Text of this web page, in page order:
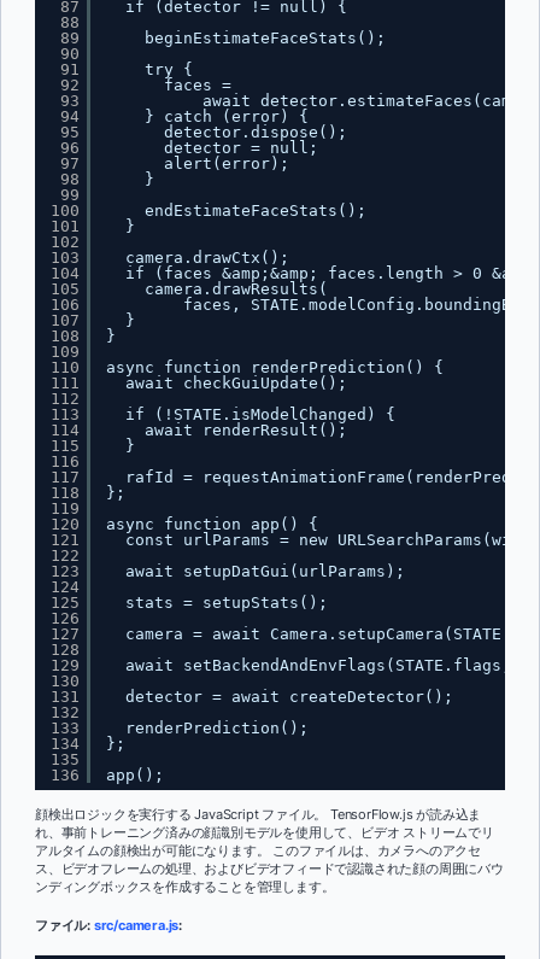
87
88
89
90
91
92
93
94
95
96
97
98
99
100
101
102
103
104
105
106
107
108
109
110
111
112
113
114
115
116
117
118
119
120
121
122
123
124
125
126
127
128
129
130
131
132
133
134
135
136
if (detector != null) {
beginEstimateFaceStats();
try {
faces =
await
} catch (error) {
detector.dispose();
detector = null;
alert(error);
}
endEstimateFaceStats();
}
camera.drawCtx();
if (faces &amp;&amp; faces.length > 0
camera.drawResults(
faces,
}
}
async function renderPrediction() {
await checkGuiUpdate();
if (!STATE.isModelChanged) {
await renderResult();
}
rafId =
};
async function app() {
const urlParams = new
await setupDatGui(urlParams);
stats = setupStats();
camera = await
await setBackendAndEnvFlags(STATE.flags,
detector = await createDetector();
renderPrediction();
};
app();
顔検出ロジックを実行する JavaScript ファイル。 TensorFlow.js が読み込ま
れ、事前トレーニング済みの顔識別モデルを使用して、ビデオ ストリームでリ
アルタイムの顔検出が可能になります。 このファイルは、カメラへのアクセ
ス、ビデオフレームの処理、およびビデオフィードで認識された顔の周囲にバウ
ンディングボックスを作成することを管理します。
ファイル: src/camera.js: